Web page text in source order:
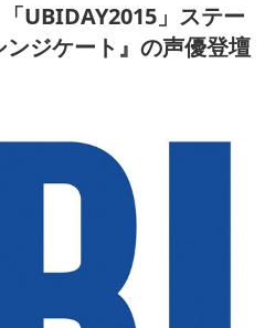
UBIDAY2015」ステー
ジケート』の声優登壇